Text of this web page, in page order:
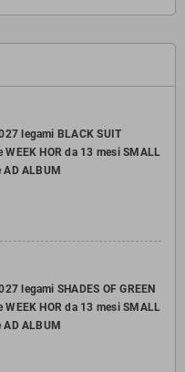
legami BLACK SUIT
WEEK HOR da 13 mesi SMALL
ALBUM
legami SHADES OF GREEN
WEEK HOR da 13 mesi SMALL
ALBUM